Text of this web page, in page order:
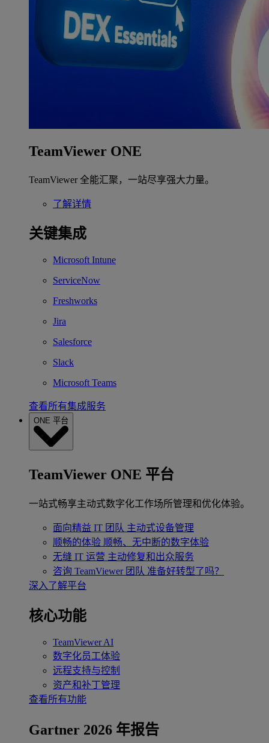
TeamViewer ONE
TeamViewer 全能汇聚，一站尽享强大力量。
了解详情
关键集成
Microsoft Intune
ServiceNow
Freshworks
Jira
Salesforce
Slack
Microsoft Teams
查看所有集成服务
ONE 平台
TeamViewer ONE 平台
一站式畅享主动式数字化工作场所管理和优化体验。
面向精益 IT 团队 主动式设备管理
顺畅的体验 顺畅、无中断的数字体验
无缝 IT 运营 主动修复和出众服务
咨询 TeamViewer 团队 准备好转型了吗？
深入了解平台
核心功能
TeamViewer AI
数字化员工体验
远程支持与控制
资产和补丁管理
查看所有功能
Gartner 2026 年报告